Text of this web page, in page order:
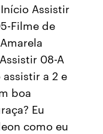
Assistir
Filme de
08-A
assistir a 2 e
boa
Eu
como eu